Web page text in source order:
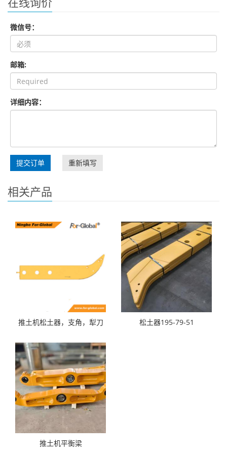
微信号：
邮箱:
详细内容：
提交订单 重新填写
相关产品
推土机松土器，支角，犁刀 松土器195-79-51
推土机平衡梁